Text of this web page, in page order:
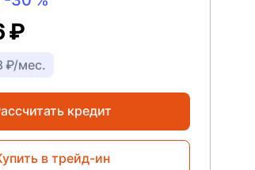
₽
₽/мес.
кредит
в трейд-ин